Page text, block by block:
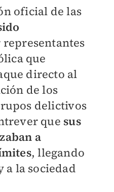
oficial de las
representantes
que
directo al
de los
delictivos
que sus
a
, llegando
a la sociedad